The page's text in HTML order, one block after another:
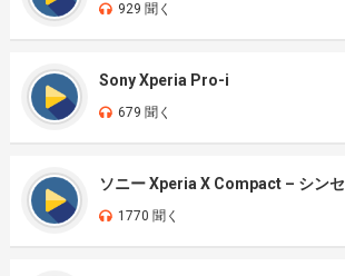
929 聞く
Sony Xperia Pro-i
679 聞く
ソニー Xperia X Compact – シンセ
1770 聞く